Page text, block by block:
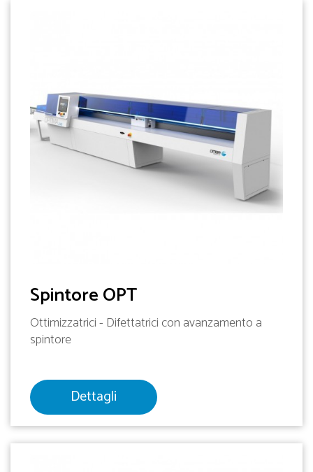
Spintore OPT
Ottimizzatrici - Difettatrici con avanzamento a
spintore
Dettagli